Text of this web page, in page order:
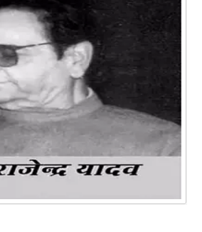
Hindi Sahitya Ka Itihas Bodhgamya Path
Talash Olympic Swaran Ke
₹185.00 ₹165.00